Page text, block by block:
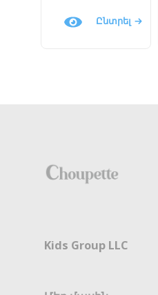
Ընտրել
Kids Group LLC